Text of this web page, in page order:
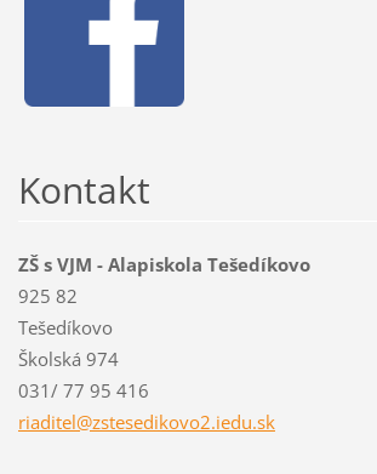
Kontakt
ZŠ s VJM - Alapiskola Tešedíkovo
925 82
Tešedíkovo
Školská 974
031/ 77 95 416
riaditel@zstesedikovo2.iedu.sk